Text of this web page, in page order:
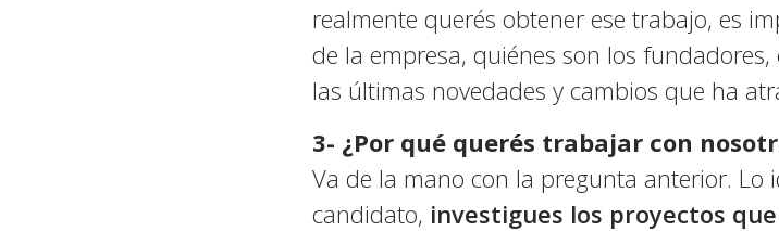
realmente querés obtener ese trabajo, es
de la empresa, quiénes son los
las últimas novedades y cambios que ha
3- ¿Por qué querés trabajar con
Va de la mano con la pregunta anterior. Lo
candidato, investigues los proyectos